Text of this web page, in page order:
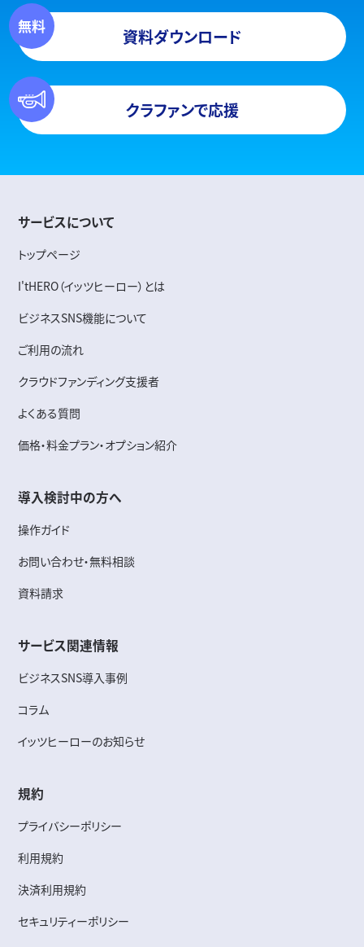
資料ダウンロード
クラファンで応援
サービスについて
トップページ
I'tHERO（イッツヒーロー）とは
ビジネスSNS機能について
ご利用の流れ
クラウドファンディング支援者
よくある質問
価格・料金プラン・オプション紹介
導入検討中の方へ
操作ガイド
お問い合わせ・無料相談
資料請求
サービス関連情報
ビジネスSNS導入事例
コラム
イッツヒーローのお知らせ
規約
プライバシーポリシー
利用規約
決済利用規約
セキュリティーポリシー